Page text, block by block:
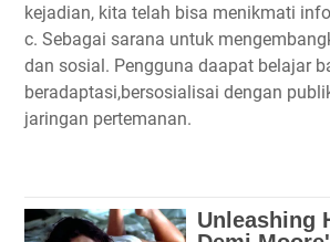
kejadian, kita telah bisa menikmati
c. Sebagai sarana untuk
dan sosial. Pengguna daapat belajar
beradaptasi,bersosialisai dengan
jaringan pertemanan.